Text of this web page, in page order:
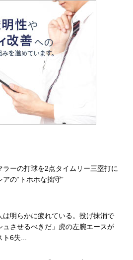
ラーの打球を2点タイムリー三塁打に
アの“トホホな拙守”
は明らかに疲れている。投げ抹消で
ュさせるべきだ」虎の左腕エースが
ト6失...